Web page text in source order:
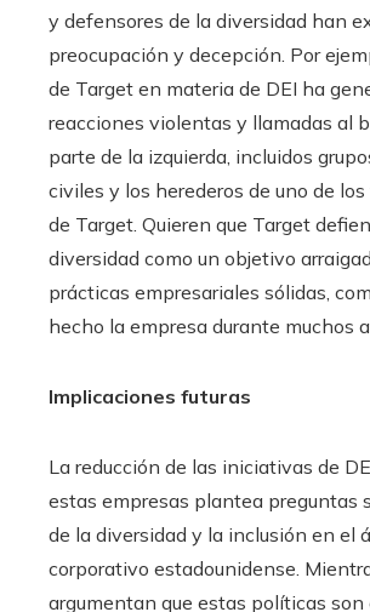
y defensores de la diversidad han
preocupación y decepción. Por
de Target en materia de DEI ha
reacciones violentas y llamadas al
parte de la izquierda, incluidos
civiles y los herederos de uno de
de Target. Quieren que Target
diversidad como un objetivo
prácticas empresariales sólidas,
hecho la empresa durante muchos
Implicaciones futuras
La reducción de las iniciativas de
estas empresas plantea preguntas
de la diversidad y la inclusión en el
corporativo estadounidense.
argumentan que estas políticas son